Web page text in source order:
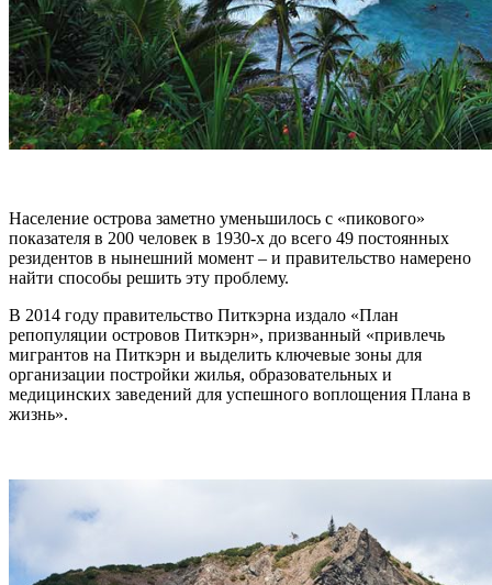
Население острова заметно уменьшилось с «пикового»
показателя в 200 человек в 1930-х до всего 49 постоянных
резидентов в нынешний момент – и правительство намерено
найти способы решить эту проблему.
В 2014 году правительство Питкэрна издало «План
репопуляции островов Питкэрн», призванный «привлечь
мигрантов на Питкэрн и выделить ключевые зоны для
организации постройки жилья, образовательных и
медицинских заведений для успешного воплощения Плана в
жизнь».